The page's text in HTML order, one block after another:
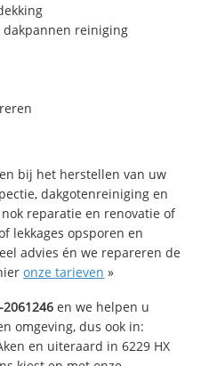
dakpannen reiniging
bij het herstellen van uw
dakgotenreiniging en
reparatie en renovatie of
lekkages opsporen en
advies én we repareren de
onze tarieven »
2061246 en we helpen u
omgeving, dus ook in:
en uiteraard in 6229 HX